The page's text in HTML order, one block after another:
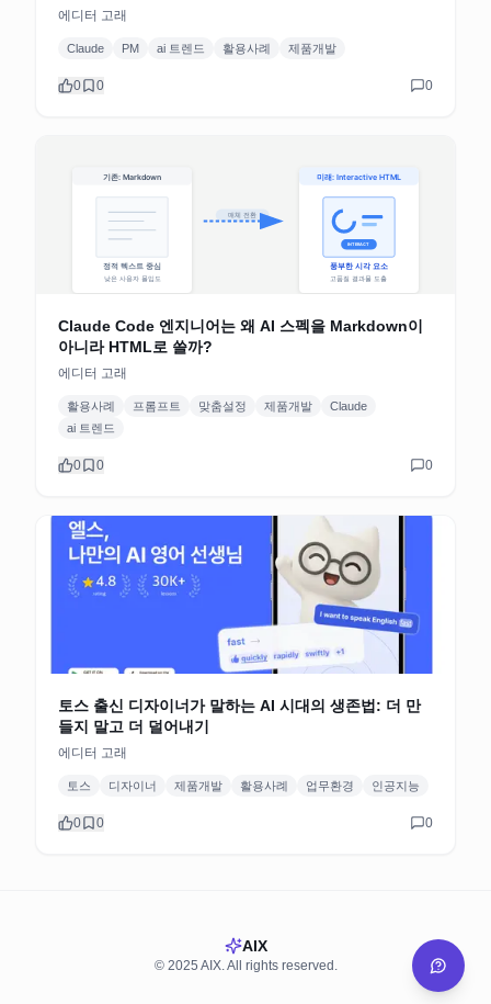
에디터 고래
Claude PM ai 트렌드 활용사례 제품개발
0 0 0
Claude Code 엔지니어는 왜 AI 스펙을 Markdown이
아니라 HTML로 쓸까?
에디터 고래
활용사례 프롬프트 맞춤설정 제품개발
Claude
ai 트렌드
0 0 0
토스 출신 디자이너가 말하는 AI 시대의 생존법: 더 만
들지 말고 더 덜어내기
에디터 고래
토스 디자이너 제품개발 활용사례 업무환경 인공지능
0 0 0
AIX
© 2025 AIX. All rights reserved.